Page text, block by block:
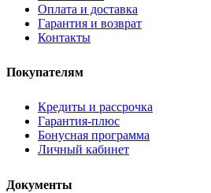
Оплата и доставка
Гарантия и возврат
Контакты
Покупателям
Кредиты и рассрочка
Гарантия-плюс
Бонусная программа
Личный кабинет
Документы